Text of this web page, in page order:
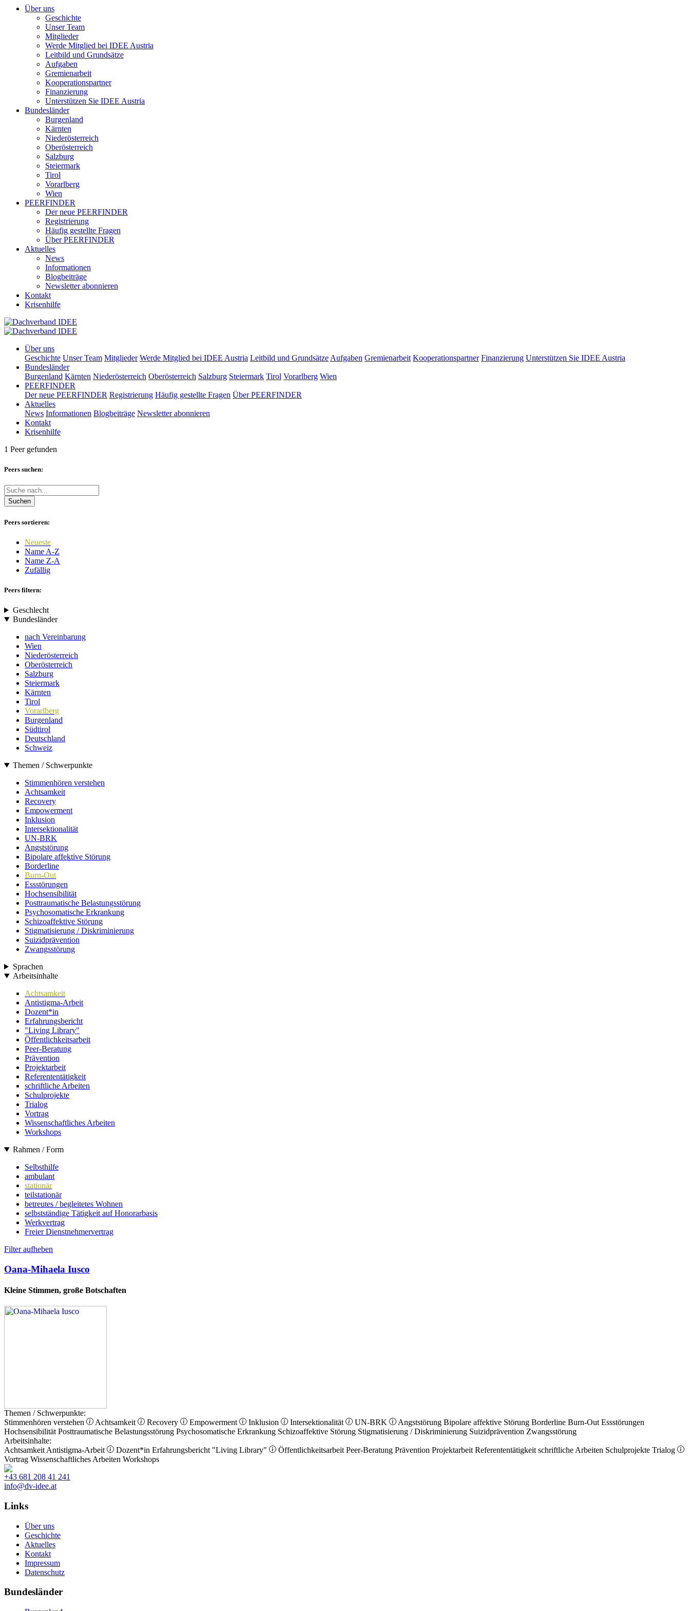
Über uns
Geschichte
Unser Team
Mitglieder
Werde Mitglied bei IDEE Austria
Leitbild und Grundsätze
Aufgaben
Gremienarbeit
Kooperationspartner
Finanzierung
Unterstützen Sie IDEE Austria
Bundesländer
Burgenland
Kärnten
Niederösterreich
Oberösterreich
Salzburg
Steiermark
Tirol
Vorarlberg
Wien
PEERFINDER
Der neue PEERFINDER
Registrierung
Häufig gestellte Fragen
Über PEERFINDER
Aktuelles
News
Informationen
Blogbeiträge
Newsletter abonnieren
Kontakt
Krisenhilfe
Über uns
Geschichte Unser Team Mitglieder Werde Mitglied bei IDEE Austria Leitbild und Grundsätze Aufgaben Gremienarbeit Kooperationspartner Finanzierung Unterstützen Sie IDEE Austria
Bundesländer
Burgenland Kärnten Niederösterreich Oberösterreich Salzburg Steiermark Tirol Vorarlberg Wien
PEERFINDER
Der neue PEERFINDER Registrierung Häufig gestellte Fragen Über PEERFINDER
Aktuelles
News Informationen Blogbeiträge Newsletter abonnieren
Kontakt
Krisenhilfe
1 Peer gefunden
Peers suchen:
Suchen
Peers sortieren:
Neueste
Name A-Z
Name Z-A
Zufällig
Peers filtern:
Geschlecht
Bundesländer
nach Vereinbarung
Wien
Niederösterreich
Oberösterreich
Salzburg
Steiermark
Kärnten
Tirol
Vorarlberg
Burgenland
Südtirol
Deutschland
Schweiz
Themen / Schwerpunkte
Stimmenhören verstehen
Achtsamkeit
Recovery
Empowerment
Inklusion
Intersektionalität
UN-BRK
Angststörung
Bipolare affektive Störung
Borderline
Burn-Out
Essstörungen
Hochsensibilität
Posttraumatische Belastungsstörung
Psychosomatische Erkrankung
Schizoaffektive Störung
Stigmatisierung / Diskriminierung
Suizidprävention
Zwangsstörung
Sprachen
Arbeitsinhalte
Achtsamkeit
Antistigma-Arbeit
Dozent*in
Erfahrungsbericht
"Living Library"
Öffentlichkeitsarbeit
Peer-Beratung
Prävention
Projektarbeit
Referententätigkeit
schriftliche Arbeiten
Schulprojekte
Trialog
Vortrag
Wissenschaftliches Arbeiten
Workshops
Rahmen / Form
Selbsthilfe
ambulant
stationär
teilstationär
betreutes / begleitetes Wohnen
selbstständige Tätigkeit auf Honorarbasis
Werkvertrag
Freier Dienstnehmervertrag
Filter aufheben
Oana-Mihaela Iusco
Kleine Stimmen, große Botschaften
Themen / Schwerpunkte:
Stimmenhören verstehen
Achtsamkeit Recovery Empowerment Inklusion Intersektionalität UN-BRK Angststörung Bipolare affektive Störung Borderline Burn-Out Essstörungen
Hochsensibilität Posttraumatische Belastungsstörung Psychosomatische Erkrankung Schizoaffektive Störung Stigmatisierung / Diskriminierung Suizidprävention Zwangsstörung
Arbeitsinhalte:
Achtsamkeit Antistigma-Arbeit Dozent*in Erfahrungsbericht "Living Library" Öffentlichkeitsarbeit Peer-Beratung Prävention Projektarbeit Referententätigkeit schriftliche Arbeiten Schulprojekte Trialog
Vortrag Wissenschaftliches Arbeiten Workshops
+43 681 208 41 241
info@dv-idee.at
Links
Über uns
Geschichte
Aktuelles
Kontakt
Impressum
Datenschutz
Bundesländer